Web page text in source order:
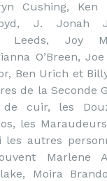
Cushing, Ken
J. Jonah
Leeds, Joy
O’Breen,
Ben Urich et
de la Seconde
cuir, les
les
les autres
Marlene
Moira